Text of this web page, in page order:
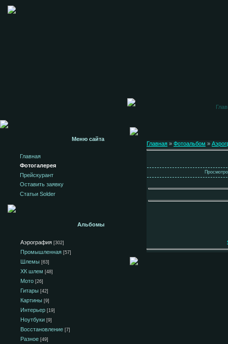
Меню сайта
Главная
Фотогалерея
Прейскурант
Оставить заявку
Статьи Solder
Альбомы
Аэрография [302]
Промышленная [57]
Шлемы [63]
ХК шлем [48]
Мото [26]
Гитары [42]
Картины [9]
Интерьер [19]
Ноутбуки [9]
Восстановление [7]
Разное [49]
Главная » Фотоальбом »